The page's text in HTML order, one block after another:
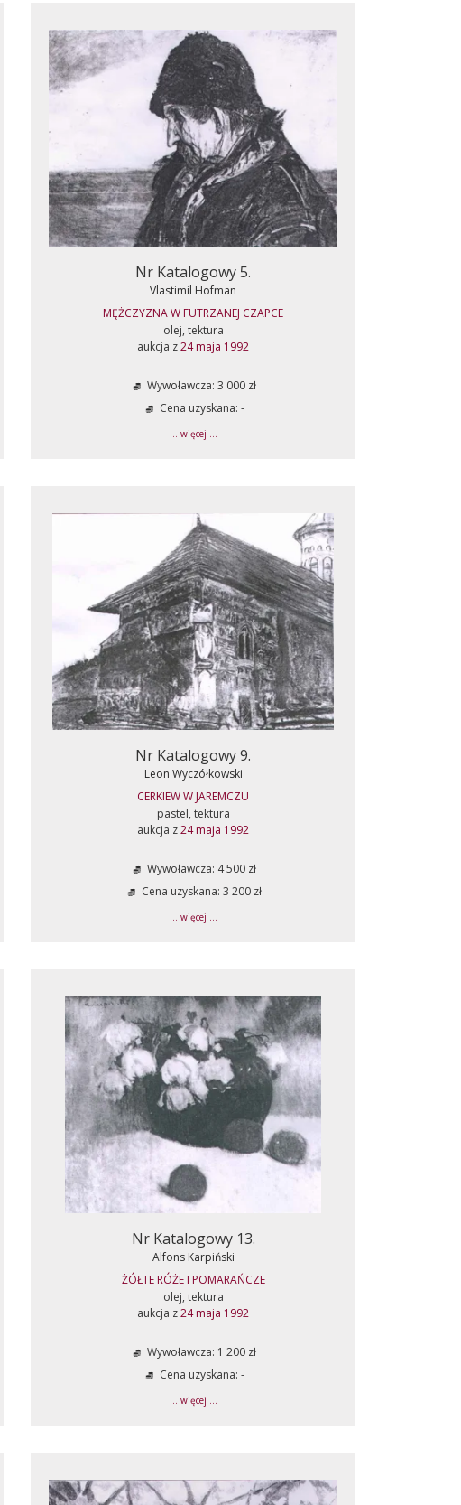
Nr Katalogowy 5.
Vlastimil Hofman
MĘŻCZYZNA W FUTRZANEJ CZAPCE
olej, tektura
aukcja z24 maja 1992
Wywoławcza: 3 000 zł
Cena uzyskana: -
... więcej ...
Nr Katalogowy 9.
Leon Wyczółkowski
CERKIEW W JAREMCZU
pastel, tektura
aukcja z24 maja 1992
Wywoławcza: 4 500 zł
Cena uzyskana: 3 200 zł
... więcej ...
Nr Katalogowy 13.
Alfons Karpiński
ŻÓŁTE RÓŻE I POMARAŃCZE
olej, tektura
aukcja z24 maja 1992
Wywoławcza: 1 200 zł
Cena uzyskana: -
... więcej ...